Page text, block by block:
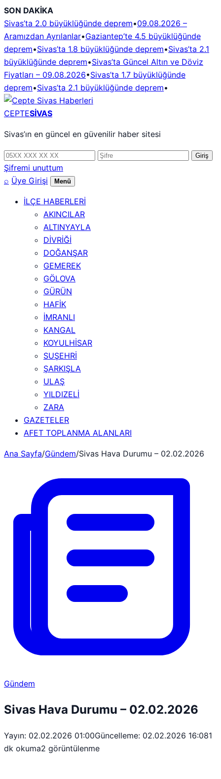
İçeriğe
geç
SON DAKİKA
Sivas’ta 2.0 büyüklüğünde deprem•09.08.2026 –
Aramızdan Ayrılanlar•Gaziantep’te 4.5 büyüklüğünde
deprem•Sivas’ta 1.8 büyüklüğünde deprem•Sivas’ta 2.1
büyüklüğünde deprem•Sivas’ta Güncel Altın ve Döviz
Fiyatları – 09.08.2026•Sivas’ta 1.7 büyüklüğünde
deprem•Sivas’ta 2.1 büyüklüğünde deprem•
CEPTESİVAS
Sivas’ın en güncel en güvenilir haber sitesi
Telefon
numarası
Şifre Giriş
Şifremi unuttum
⌕ Üye Girişi Menü
İLÇE HABERLERİ
AKINCILAR
ALTINYAYLA
DİVRİĞİ
DOĞANŞAR
GEMEREK
GÖLOVA
GÜRÜN
HAFİK
İMRANLI
KANGAL
KOYULHİSAR
SUŞEHRİ
ŞARKIŞLA
ULAŞ
YILDIZELİ
ZARA
GAZETELER
AFET TOPLANMA ALANLARI
Ana Sayfa/Gündem/Sivas Hava Durumu – 02.02.2026
Gündem
Sivas Hava Durumu – 02.02.2026
Yayın: 02.02.2026 01:00Güncelleme: 02.02.2026 16:081
dk okuma2 görüntülenme